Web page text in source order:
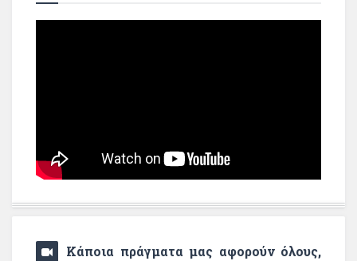
Κάποια πράγματα μας αφορούν όλους,